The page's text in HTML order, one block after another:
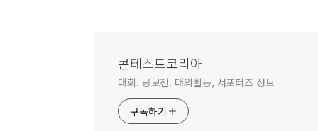
콘테스트코리아
대회. 공모전. 대외활동, 서포터즈 정보
구독하기